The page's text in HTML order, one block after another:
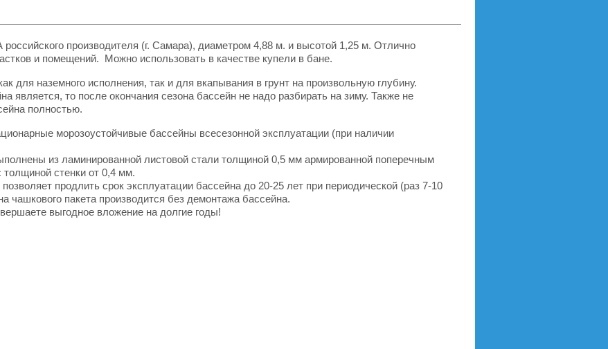
производителя (г. Самара), диаметром 4,88 м. и высотой 1,25 м. Отлично
и помещений. Можно использовать в качестве купели в бане.
наземного исполнения, так и для вкапывания в грунт на произвольную глубину.
является, то после окончания сезона бассейн не надо разбирать на зиму. Также не
полностью.
морозоустойчивые бассейны всесезонной эксплуатации (при наличии
из ламинированной листовой стали толщиной 0,5 мм армированной поперечным
стенки от 0,4 мм.
продлить срок эксплуатации бассейна до 20-25 лет при периодической (раз 7-10
чашкового пакета производится без демонтажа бассейна.
выгодное вложение на долгие годы!